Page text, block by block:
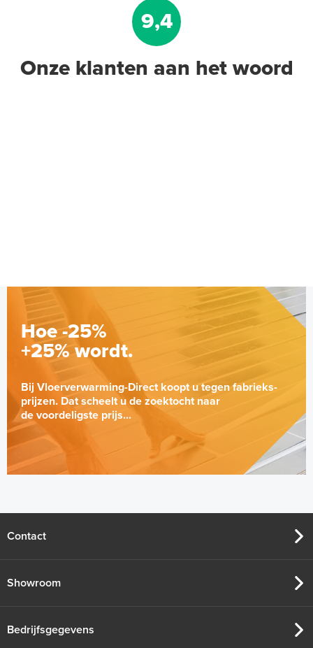
9,4
Onze klanten aan het woord
Hoe -25%
+25% wordt.
Bij Vloerverwarming-Direct koopt u tegen fabrieks-
prijzen. Dat scheelt u de zoektocht naar
de voordeligste prijs...
Contact
Showroom
Bedrijfsgegevens